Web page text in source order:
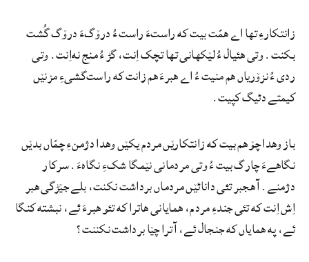
زانتکارءِ تها اے همّت بیت که راستءَ راست ءُ درۆگءَ درۆگ گُشت
بکنت. وتی هئیال ءُ لێکهانی تها تچک اِنت، گڑ ءُ منج نه‌اِنت. وتی
ردی ءُ نزۆریاں هم منیت ءُ اے هبرءَ هم زانت که راست‌گشیءِ مزنێں
کیمتے دئیگ کپیت.
باز وهدا چۆ هم بیت که زانتکارێں مردم یکێں وهدا دژمنءِ چمّاں بدێں
نگاهےءَ چارگ بیت ءُ وتی مردمانی نێمگا شکءِ نگاہءَ. سرکار
دژمنے. آ هجبر تئی دانائێں مردماں برداشت نکنت، بلے جێڑگی هبر
اِش اِنت که تئی جندءِ مردم، همایانی هاترا که تئو هبرءَ ئے، نبشته کنگا
ئے، په همایاں که جنجال ئے، آ ترا چێا برداشت نکننت؟